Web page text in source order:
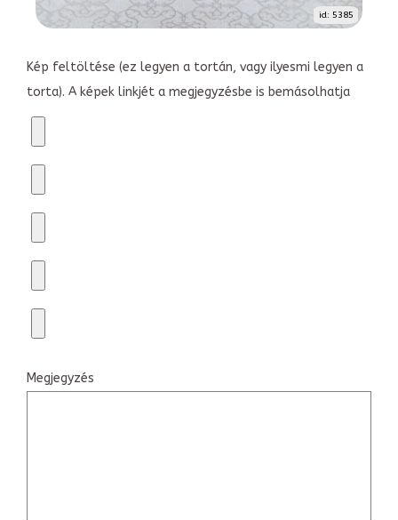
id: 5385
Kép feltöltése (ez legyen a tortán, vagy ilyesmi legyen a
torta). A képek linkjét a megjegyzésbe is bemásolhatja
Megjegyzés